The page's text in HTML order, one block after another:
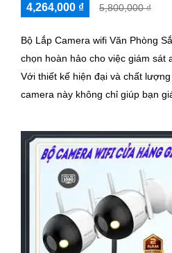
4,264,000 ₫ 5,800,000 ₫
Bộ Lắp Camera wifi Văn Phòng
chọn hoàn hảo cho việc giám sát
Với thiết kế hiện đại và chất
camera này không chỉ giúp bạn